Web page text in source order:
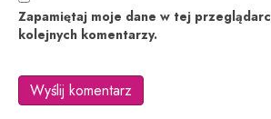
Zapamiętaj moje dane w tej
kolejnych komentarzy.